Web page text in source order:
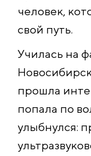
человек,
свой путь.
Училась на
прошла
попала по
улыбнулся: